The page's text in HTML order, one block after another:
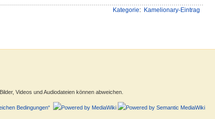
Kategorie: Kamelionary-Eintrag
Videos und Audiodateien können abweichen.